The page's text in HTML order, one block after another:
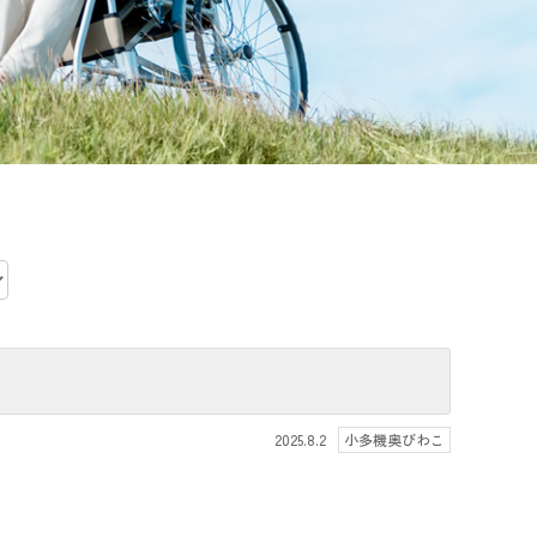
2025.8.2 小多機奥びわこ